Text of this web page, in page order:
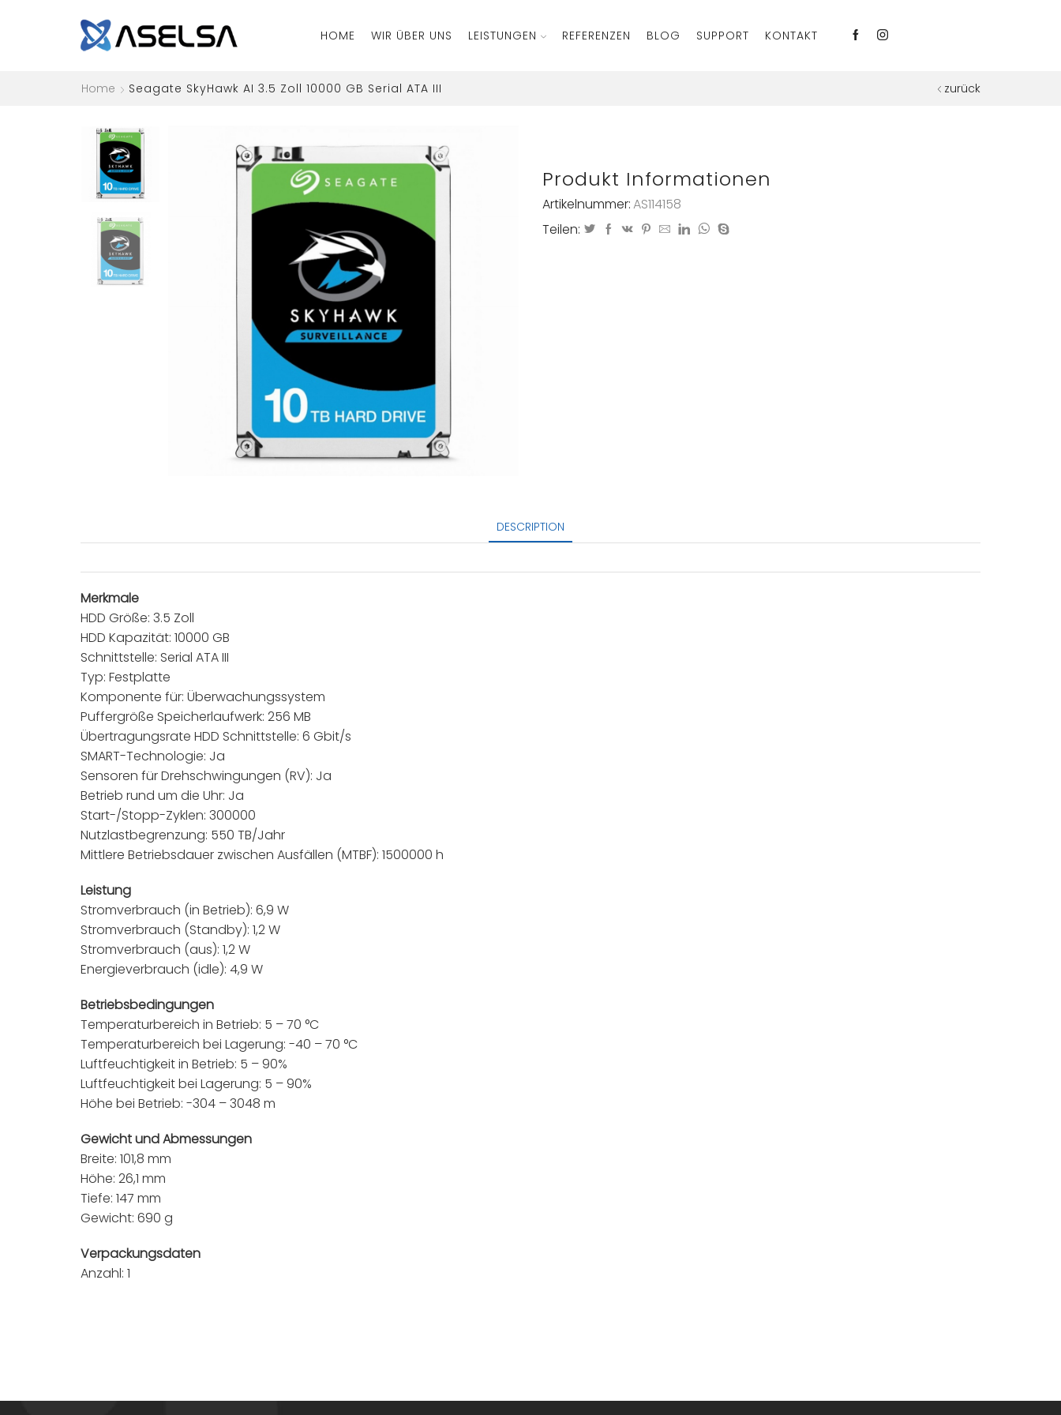
HOME WIR ÜBER UNS LEISTUNGEN REFERENZEN BLOG SUPPORT KONTAKT
Home Seagate SkyHawk AI 3.5 Zoll 10000 GB Serial ATA III zurück
Produkt Informationen
Artikelnummer:AS114158
Teilen:
DESCRIPTION
Merkmale
HDD Größe: 3.5 Zoll
HDD Kapazität: 10000 GB
Schnittstelle: Serial ATA III
Typ: Festplatte
Komponente für: Überwachungssystem
Puffergröße Speicherlaufwerk: 256 MB
Übertragungsrate HDD Schnittstelle: 6 Gbit/s
SMART-Technologie: Ja
Sensoren für Drehschwingungen (RV): Ja
Betrieb rund um die Uhr: Ja
Start-/Stopp-Zyklen: 300000
Nutzlastbegrenzung: 550 TB/Jahr
Mittlere Betriebsdauer zwischen Ausfällen (MTBF): 1500000 h
Leistung
Stromverbrauch (in Betrieb): 6,9 W
Stromverbrauch (Standby): 1,2 W
Stromverbrauch (aus): 1,2 W
Energieverbrauch (idle): 4,9 W
Betriebsbedingungen
Temperaturbereich in Betrieb: 5 – 70 °C
Temperaturbereich bei Lagerung: -40 – 70 °C
Luftfeuchtigkeit in Betrieb: 5 – 90%
Luftfeuchtigkeit bei Lagerung: 5 – 90%
Höhe bei Betrieb: -304 – 3048 m
Gewicht und Abmessungen
Breite: 101,8 mm
Höhe: 26,1 mm
Tiefe: 147 mm
Gewicht: 690 g
Verpackungsdaten
Anzahl: 1